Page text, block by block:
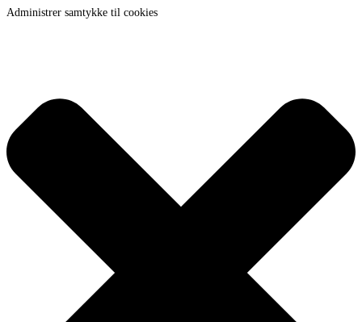
Administrer samtykke til cookies